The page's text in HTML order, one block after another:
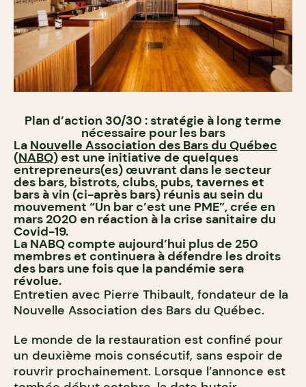
Plan d’action 30/30 : stratégie à long terme
nécessaire pour les bars
La Nouvelle Association des Bars du Québec
(NABQ) est une initiative de quelques
entrepreneurs(es) œuvrant dans le secteur
des bars, bistrots, clubs, pubs, tavernes et
bars à vin (ci-après bars) réunis au sein du
mouvement “Un bar c’est une PME”, crée en
mars 2020 en réaction à la crise sanitaire du
Covid-19.
La NABQ compte aujourd’hui plus de 250
membres et continuera à défendre les droits
des bars une fois que la pandémie sera
révolue.
Entretien avec Pierre Thibault, fondateur de la
Nouvelle Association des Bars du Québec.
Le monde de la restauration est confiné pour
un deuxième mois consécutif, sans espoir de
rouvrir prochainement. Lorsque l’annonce est